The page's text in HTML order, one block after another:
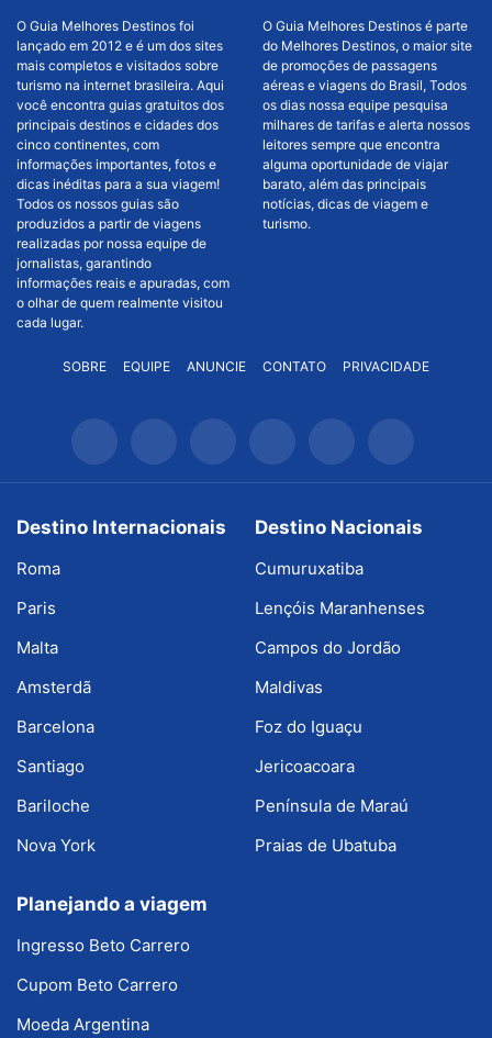
O Guia Melhores Destinos foi
lançado em 2012 e é um dos sites
mais completos e visitados sobre
turismo na internet brasileira. Aqui
você encontra guias gratuitos dos
principais destinos e cidades dos
cinco continentes, com
informações importantes, fotos e
dicas inéditas para a sua viagem!
Todos os nossos guias são
produzidos a partir de viagens
realizadas por nossa equipe de
jornalistas, garantindo
informações reais e apuradas, com
o olhar de quem realmente visitou
cada lugar.
O Guia Melhores Destinos é parte
do Melhores Destinos, o maior site
de promoções de passagens
aéreas e viagens do Brasil, Todos
os dias nossa equipe pesquisa
milhares de tarifas e alerta nossos
leitores sempre que encontra
alguma oportunidade de viajar
barato, além das principais
notícias, dicas de viagem e
turismo.
SOBRE EQUIPE ANUNCIE CONTATO PRIVACIDADE
Destino Internacionais
Roma
Paris
Malta
Amsterdã
Barcelona
Santiago
Bariloche
Nova York
Destino Nacionais
Cumuruxatiba
Lençóis Maranhenses
Campos do Jordão
Maldivas
Foz do Iguaçu
Jericoacoara
Península de Maraú
Praias de Ubatuba
Planejando a viagem
Ingresso Beto Carrero
Cupom Beto Carrero
Moeda Argentina